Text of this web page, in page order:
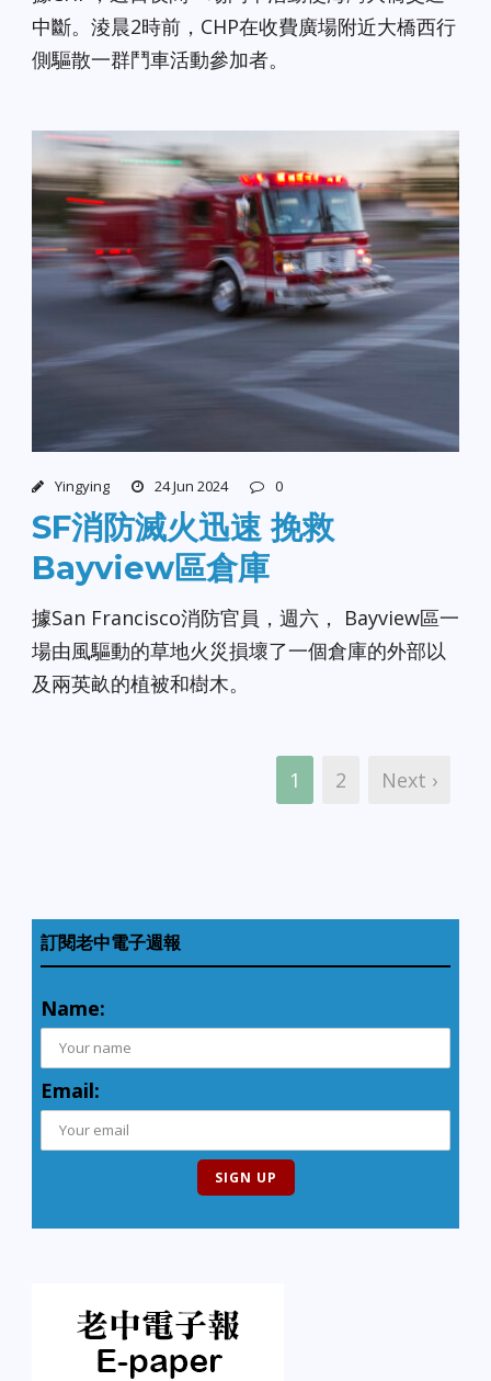
中斷。淩晨2時前，CHP在收費廣場附近大橋西行
側驅散一群鬥車活動參加者。
Yingying 24 Jun 2024 0
SF消防滅火迅速 挽救
Bayview區倉庫
據San Francisco消防官員，週六， Bayview區一
場由風驅動的草地火災損壞了一個倉庫的外部以
及兩英畝的植被和樹木。
1 2 Next ›
訂閱老中電子週報
Name:
Email: